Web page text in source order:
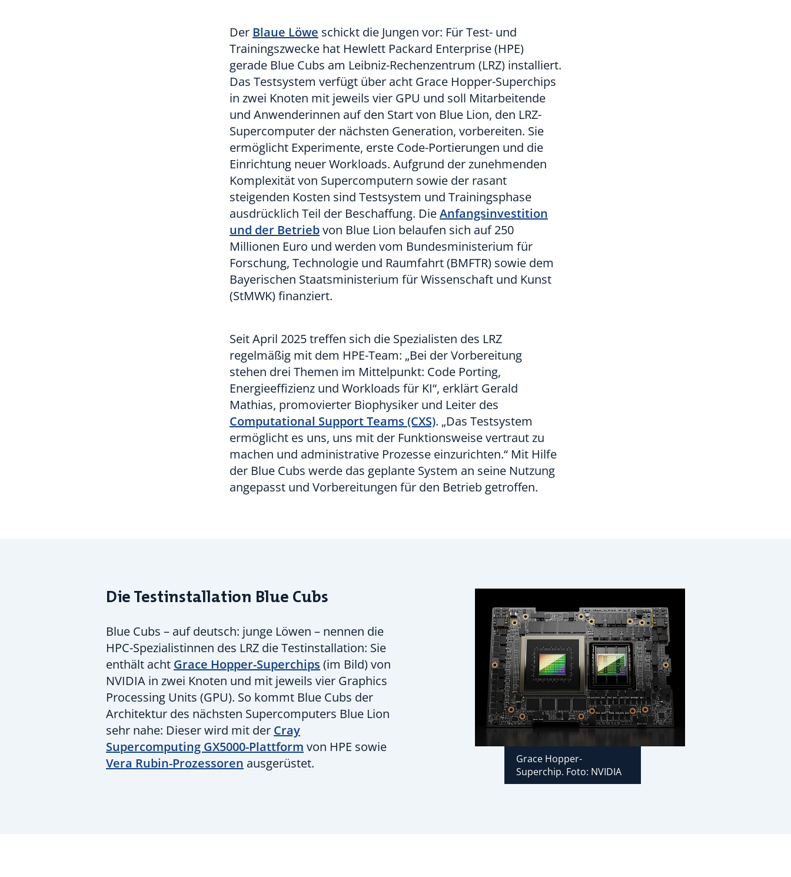
Der Blaue Löwe schickt die Jungen vor: Für Test- und
Trainingszwecke hat Hewlett Packard Enterprise (HPE)
gerade Blue Cubs am Leibniz-Rechenzentrum (LRZ) installiert.
Das Testsystem verfügt über acht Grace Hopper-Superchips
in zwei Knoten mit jeweils vier GPU und soll Mitarbeitende
und Anwenderinnen auf den Start von Blue Lion, den LRZ-
Supercomputer der nächsten Generation, vorbereiten. Sie
ermöglicht Experimente, erste Code-Portierungen und die
Einrichtung neuer Workloads. Aufgrund der zunehmenden
Komplexität von Supercomputern sowie der rasant
steigenden Kosten sind Testsystem und Trainingsphase
ausdrücklich Teil der Beschaffung. DieAnfangsinvestition
und der Betriebvon Blue Lion belaufen sich auf 250
Millionen Euro und werden vom Bundesministerium für
Forschung, Technologie und Raumfahrt (BMFTR) sowie dem
Bayerischen Staatsministerium für Wissenschaft und Kunst
(StMWK) finanziert.
Seit April 2025 treffen sich die Spezialisten des LRZ
regelmäßig mit dem HPE-Team: „Bei der Vorbereitung
stehen drei Themen im Mittelpunkt: Code Porting,
Energieeffizienz und Workloads für KI“, erklärt Gerald
Mathias, promovierter Biophysiker und Leiter des
Computational Support Teams (CXS). „Das Testsystem
ermöglicht es uns, uns mit der Funktionsweise vertraut zu
machen und administrative Prozesse einzurichten.“ Mit Hilfe
der Blue Cubs werde das geplante System an seine Nutzung
angepasst und Vorbereitungen für den Betrieb getroffen.
Die Testinstallation Blue Cubs
Blue Cubs – auf deutsch: junge Löwen – nennen die
HPC-Spezialistinnen des LRZ die Testinstallation: Sie
enthält acht Grace Hopper-Superchips (im Bild) von
NVIDIA in zwei Knoten und mit jeweils vier Graphics
Processing Units (GPU). So kommt Blue Cubs der
Architektur des nächsten Supercomputers Blue Lion
sehr nahe: Dieser wird mit der Cray
Supercomputing GX5000-Plattform von HPE sowie
Vera Rubin-Prozessoren ausgerüstet.
Grace Hopper-
Superchip. Foto: NVIDIA